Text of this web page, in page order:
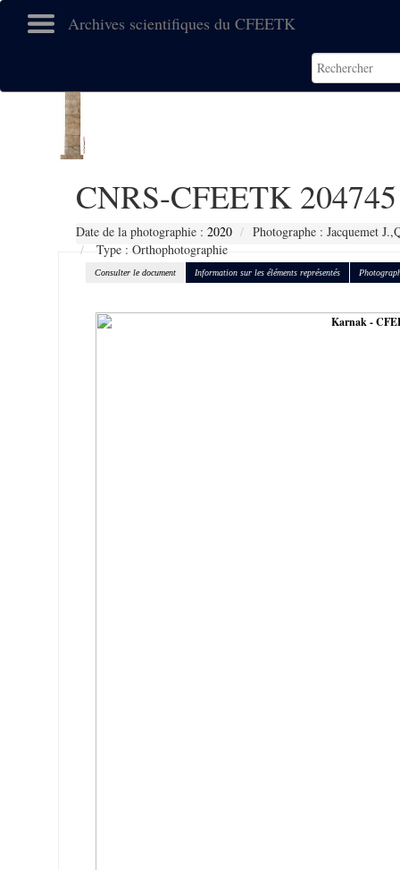
Archives scientifiques du CFEETK
CNRS-CFEETK 204745
Date de la photographie : 2020
Photographe : Jacquemet
Type : Orthophotographie
Consulter le document Information sur les éléments représentés